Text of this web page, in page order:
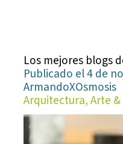
Los mejores blogs
Publicado el 4 de
ArmandoXOsmosis
Arquitectura, Arte